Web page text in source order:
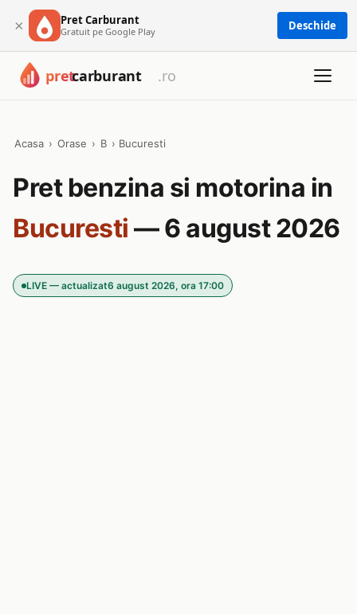
× Pret Carburant
Gratuit pe Google Play Deschide
Acasa › Orase › B › Bucuresti
Pret benzina si motorina in
Bucuresti — 6 august 2026
LIVE — actualizat6 august 2026, ora 17:00